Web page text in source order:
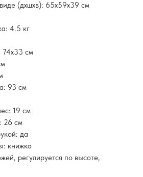
(дхшхв): 65х59х39 см
4.5 кг
74х33 см
93 см
19 см
26 см
да
книжка
регулируется по высоте,